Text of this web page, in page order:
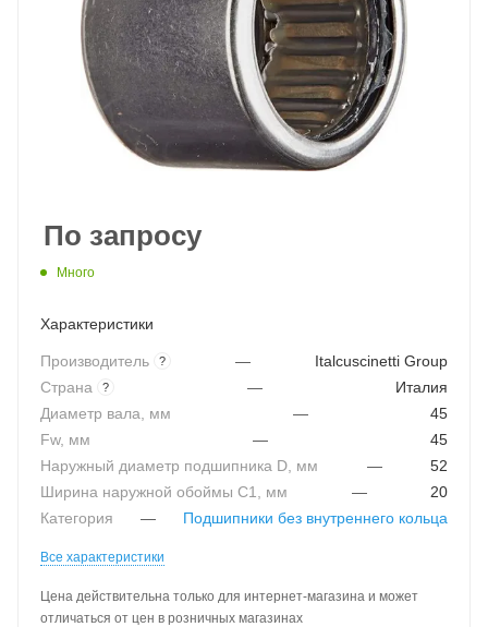
По запросу
Много
Характеристики
Производитель ? —
Italcuscinetti Group
Страна
? —
Италия
Диаметр вала, мм
—
45
Fw, мм
—
45
Наружный диаметр подшипника D, мм
—
52
Ширина наружной обоймы C1, мм
—
20
Категория
— Подшипники без внутреннего кольца
Все характеристики
Цена действительна только для интернет-магазина и может
отличаться от цен в розничных магазинах